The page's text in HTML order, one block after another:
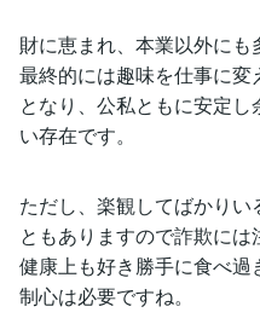
財に恵まれ、本業以外にも
最終的には趣味を仕事に
となり、公私ともに安定
い存在です。
ただし、楽観してばかり
ともありますので詐欺には
健康上も好き勝手に食べ
制心は必要ですね。